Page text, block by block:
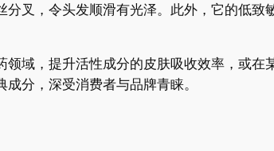
叉，令头发顺滑有光泽。此外，它的低
域，提升活性成分的皮肤吸收效率，或
分，深受消费者与品牌青睐。